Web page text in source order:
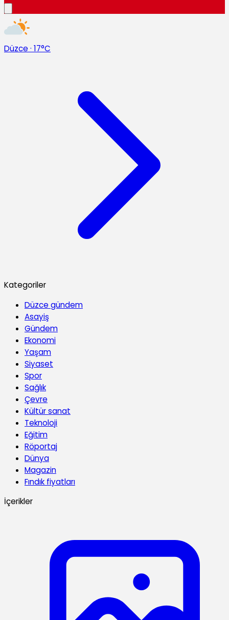
Düzce · 17°C
Kategoriler
Düzce gündem
Asayiş
Gündem
Ekonomi
Yaşam
Siyaset
Spor
Sağlık
Çevre
Kültür sanat
Teknoloji
Eğitim
Röportaj
Dünya
Magazin
Fındık fiyatları
İçerikler